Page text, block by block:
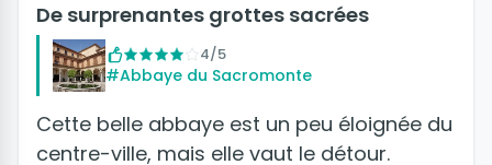
De surprenantes grottes sacrées
4/5
#Abbaye du Sacromonte
Cette belle abbaye est un peu éloignée du
centre-ville, mais elle vaut le détour.